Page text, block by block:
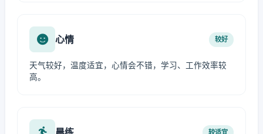
心情 较好
天气较好，温度适宜，心情会不错，学习、工作效率较
高。
较适宜